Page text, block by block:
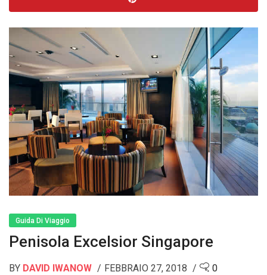
Guida Di Viaggio
Penisola Excelsior Singapore
BY DAVID IWANOW FEBBRAIO 27, 2018 0